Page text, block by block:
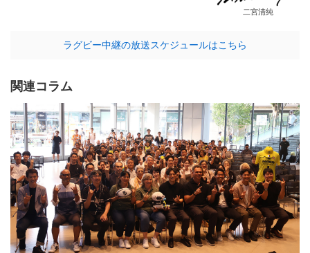
二宮清純
ラグビー中継の放送スケジュールはこちら
関連コラム